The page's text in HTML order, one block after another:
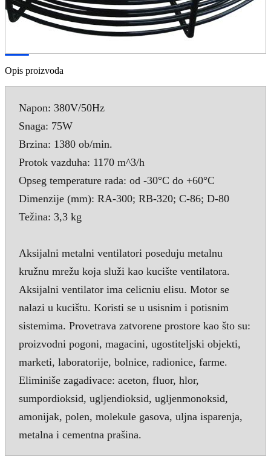
Opis proizvoda
Napon: 380V/50Hz
Snaga: 75W
Brzina: 1380 ob/min.
Protok vazduha: 1170 m^3/h
Opseg temperature rada: od -30°C do +60°C
Dimenzije (mm): RA-300; RB-320; C-86; D-80
Težina: 3,3 kg
Aksijalni metalni ventilatori poseduju metalnu
kružnu mrežu koja služi kao kucište ventilatora.
Aksijalni ventilator ima celicniu elisu. Motor se
nalazi u kucištu. Koristi se u usisnim i potisnim
sistemima. Provetrava zatvorene prostore kao što su:
proizvodni pogoni, magacini, ugostiteljski objekti,
marketi, laboratorije, bolnice, radionice, farme.
Eliminiše zagadivace: aceton, fluor, hlor,
sumpordioksid, ugljendioksid, ugljenmonoksid,
amonijak, polen, molekule gasova, uljna isparenja,
metalna i cementna prašina.